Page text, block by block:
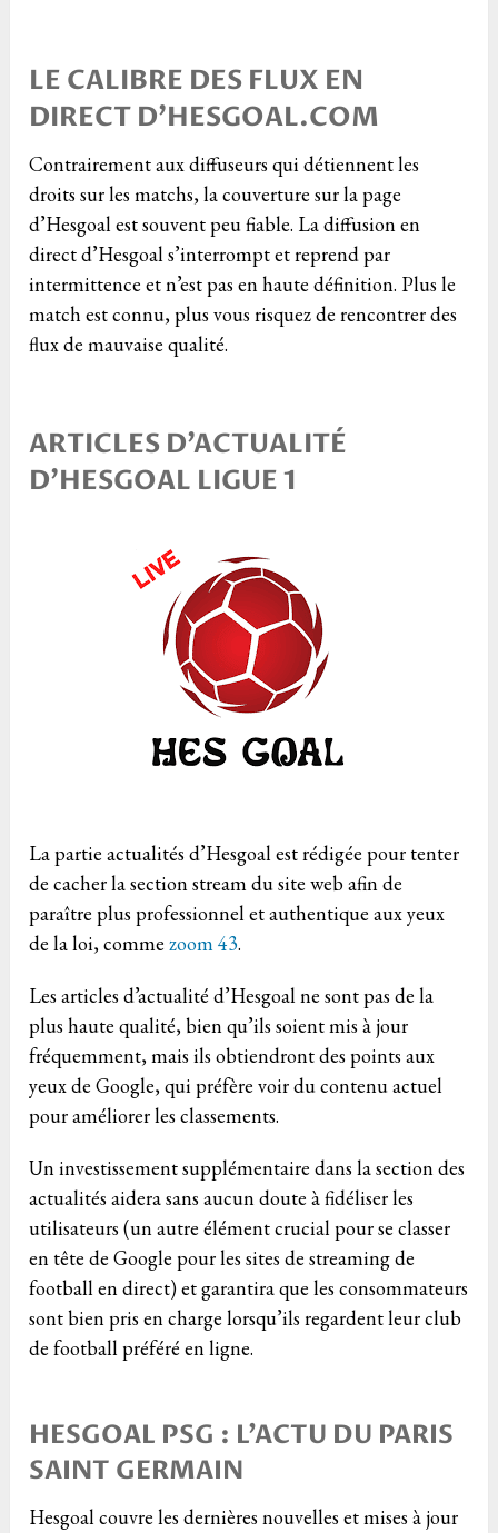
LE CALIBRE DES FLUX EN
DIRECT D’HESGOAL.COM
Contrairement aux diffuseurs qui détiennent les
droits sur les matchs, la couverture sur la page
d’Hesgoal est souvent peu fiable. La diffusion en
direct d’Hesgoal s’interrompt et reprend par
intermittence et n’est pas en haute définition. Plus le
match est connu, plus vous risquez de rencontrer des
flux de mauvaise qualité.
ARTICLES D’ACTUALITÉ
D’HESGOAL LIGUE 1
La partie actualités d’Hesgoal est rédigée pour tenter
de cacher la section stream du site web afin de
paraître plus professionnel et authentique aux yeux
de la loi, commezoom 43.
Les articles d’actualité d’Hesgoal ne sont pas de la
plus haute qualité, bien qu’ils soient mis à jour
fréquemment, mais ils obtiendront des points aux
yeux de Google, qui préfère voir du contenu actuel
pour améliorer les classements.
Un investissement supplémentaire dans la section des
actualités aidera sans aucun doute à fidéliser les
utilisateurs (un autre élément crucial pour se classer
en tête de Google pour les sites de streaming de
football en direct) et garantira que les consommateurs
sont bien pris en charge lorsqu’ils regardent leur club
de football préféré en ligne.
HESGOAL PSG : L’ACTU DU PARIS
SAINT GERMAIN
Hesgoal couvre les dernières nouvelles et mises à jour